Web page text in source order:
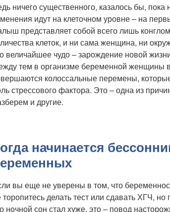
ничего существенного, казалось бы, пока
идут на клеточном уровне – на
представляет собой всего лишь
клеток, и ни сама женщина, ни
величайшее чудо – зарождение новой
тем в организме беременной женщины
колоссальные перемены,
стрессового фактора. Это – одна из
и другие.
начинается
вы еще не уверены в том, что
торопитесь делать тест или сдавать ХГЧ, но
ночной сон стал хуже, это – повод